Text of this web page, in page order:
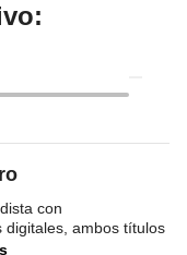
con
digitales, ambos títulos